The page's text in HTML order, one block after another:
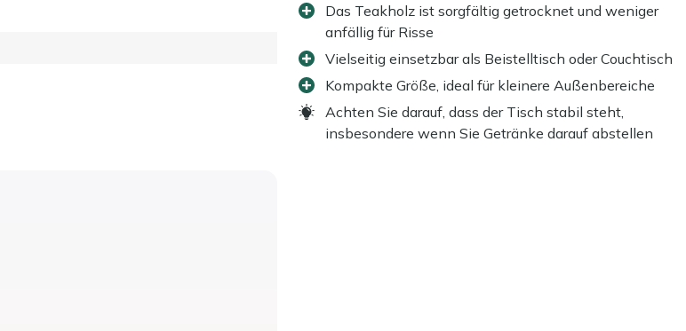
Das Teakholz ist sorgfältig getrocknet und weniger
anfällig für Risse
Vielseitig einsetzbar als Beistelltisch oder Couchtisch
Kompakte Größe, ideal für kleinere Außenbereiche
Achten Sie darauf, dass der Tisch stabil steht,
insbesondere wenn Sie Getränke darauf abstellen